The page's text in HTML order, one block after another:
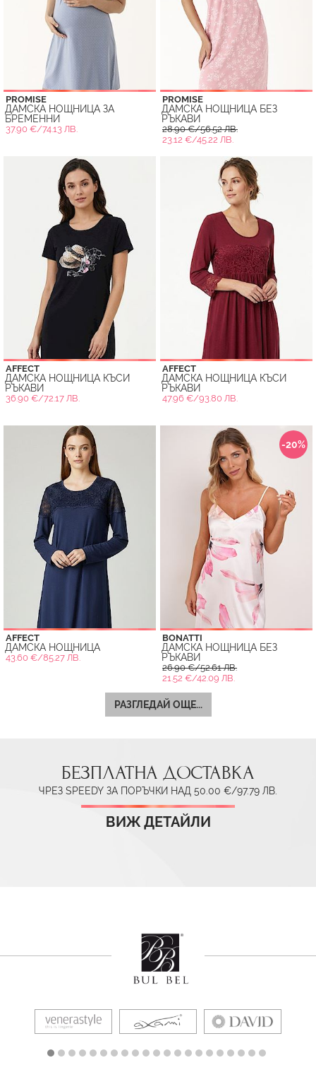
PROMISE
ДАМСКА НОЩНИЦА ЗА
БРЕМЕННИ
37.90 €/74.13 ЛВ.
PROMISE
ДАМСКА НОЩНИЦА БЕЗ
РЪКАВИ
28.90 €/56.52 ЛВ.
23.12 €/45.22 ЛВ.
AFFECT
ДАМСКА НОЩНИЦА КЪСИ
РЪКАВИ
36.90 €/72.17 ЛВ.
AFFECT
ДАМСКА НОЩНИЦА КЪСИ
РЪКАВИ
47.96 €/93.80 ЛВ.
AFFECT
ДАМСКА НОЩНИЦА
43.60 €/85.27 ЛВ.
-20%
BONATTI
ДАМСКА НОЩНИЦА БЕЗ
РЪКАВИ
26.90 €/52.61 ЛВ.
21.52 €/42.09 ЛВ.
РАЗГЛЕДАЙ ОЩЕ...
БЕЗПЛАТНА ДОСТАВКА
ЧРЕЗ SPEEDY ЗА ПОРЪЧКИ НАД 50.00 €/97.79 ЛВ.
ВИЖ ДЕТАЙЛИ